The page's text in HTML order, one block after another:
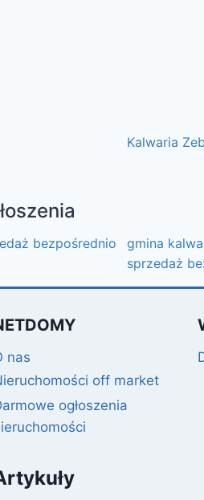
Kalwaria
bezpośrednio
gmina
sprzedaż
nas
off market
ogłoszenia